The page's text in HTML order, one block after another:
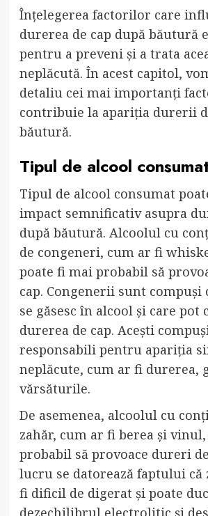
Înțelegerea factorilor care
durerea de cap după băutură
pentru a preveni și a trata
neplăcută. În acest capitol,
detaliu cei mai importanți
contribuie la apariția durerii
băutură.
Tipul de alcool
Tipul de alcool consumat
impact semnificativ asupra
după băutură. Alcoolul cu
de congeneri, cum ar fi
poate fi mai probabil să
cap. Congenerii sunt compuși
se găsesc în alcool și care
durerea de cap. Acești
responsabili pentru apariția
neplăcute, cum ar fi durerea,
vărsăturile.
De asemenea, alcoolul cu
zahăr, cum ar fi berea și
probabil să provoace dureri
lucru se datorează faptului că
fi dificil de digerat și poate
dezechilibrul electrolitic și